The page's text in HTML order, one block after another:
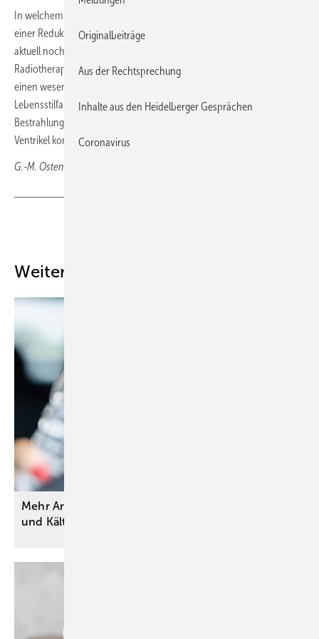
In welchem Ausmaß solche modernen Bestrahlungstechniken zu
einer Reduktion der kardialen Morbidität und Mortalität beitragen, ist
aktuell noch unklar, so Krug. Insgesamt sei der Einfluss der
Radiotherapie signifikant und klinisch relevant; er mache jedoch
einen wesentlichen geringeren Anteil aus als andere
Lebensstilfaktoren und Komorbiditäten. Insbesondere bei linksseitiger
Bestrahlung sollten Herz, LAD (Koronararterienast) und der linke
Ventrikel konturiert und die Dosis optimiert werden.
G.-M. Ostendorf, Wiesbaden
Weitere Inhalte
Mehr Arbeits- und Wegeunfälle bei extremer Hitze
und
Kälte
Originalbeiträge
Aus der Rechtsprechung
Inhalte aus den Heidelberger Gesprächen
Coronavirus